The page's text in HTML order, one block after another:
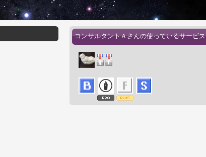
コンサルタントＡさんの使っているサービス